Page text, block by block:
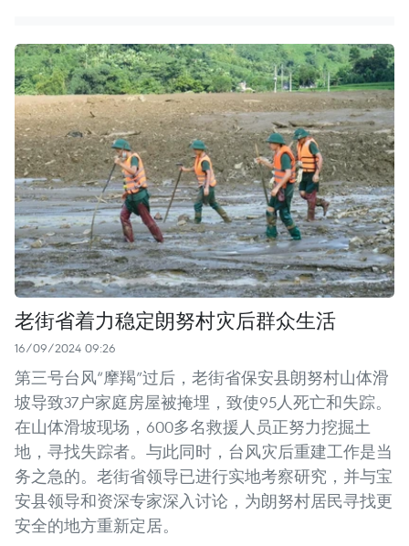
老街省着力稳定朗努村灾后群众生活
16/09/2024 09:26
第三号台风“摩羯”过后，老街省保安县朗努村山体滑
坡导致37户家庭房屋被掩埋，致使95人死亡和失踪。
在山体滑坡现场，600多名救援人员正努力挖掘土
地，寻找失踪者。与此同时，台风灾后重建工作是当
务之急的。老街省领导已进行实地考察研究，并与宝
安县领导和资深专家深入讨论，为朗努村居民寻找更
安全的地方重新定居。